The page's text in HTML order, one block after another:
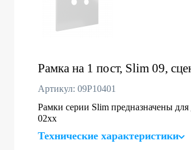
Рамка на 1 пост, Slim 09,
Артикул: 09P10401
Рамки серии Slim предназначены
02хх
Технические характеристики